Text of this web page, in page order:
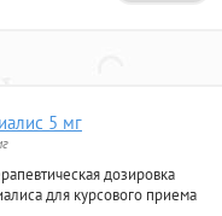
5 мг
дозировка
для курсового приема